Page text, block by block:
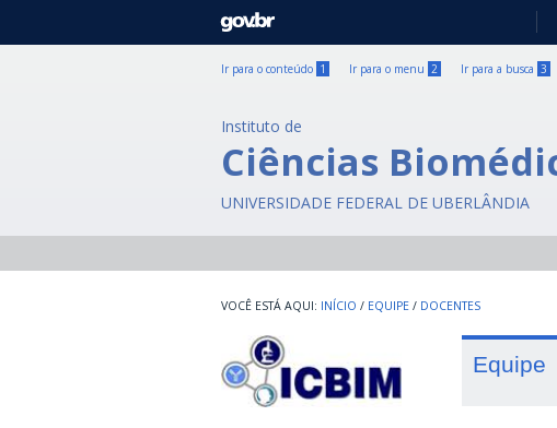
GOVBR
Ir para o conteúdo 1 Ir para o menu 2 Ir para a busca 3
Instituto de
Ciências
UNIVERSIDADE FEDERAL DE UBERLÂNDIA
INÍCIO / EQUIPE / DOCENTES
Equipe